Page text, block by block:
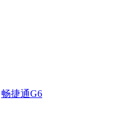
畅捷通G6